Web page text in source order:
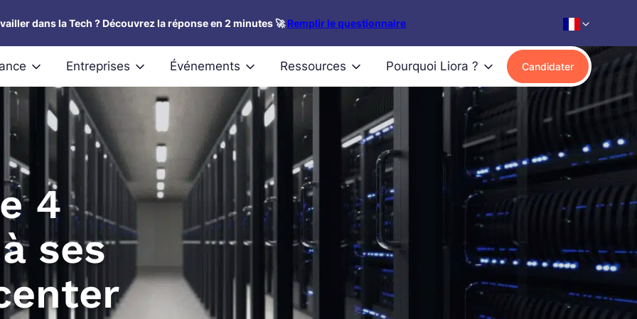
dans la Tech ? Découvrez la réponse en 2 minutes 🚀Remplir le questionnaire
Entreprises Événements Ressources Pourquoi Liora ? Candidater
4
ses